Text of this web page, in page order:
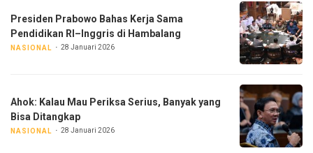
Presiden Prabowo Bahas Kerja Sama
Pendidikan RI–Inggris di Hambalang
NASIONAL 28 Januari 2026
Ahok: Kalau Mau Periksa Serius, Banyak yang
Bisa Ditangkap
NASIONAL 28 Januari 2026